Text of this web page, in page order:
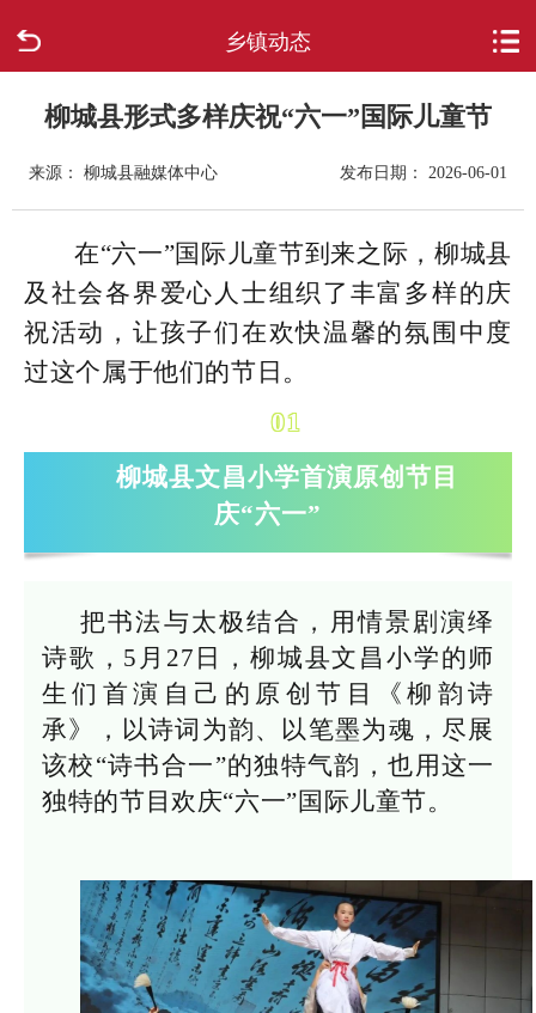
乡镇动态
走进柳城
新闻中心
政府信息公开
网上办事
互动回应
柳城县形式多样庆祝“六一”国际儿童节
来源： 柳城县融媒体中心 发布日期： 2026-06-01
在“六一”国际儿童节到来之际，柳城县
及社会各界爱心人士组织了丰富多样的庆
祝活动，让孩子们在欢快温馨的氛围中度
过这个属于他们的节日。
01
柳城县文昌小学首演原创节目
庆“六一”
把书法与太极结合，用情景剧演绎
诗歌， 5月27日，柳城县文昌小学的师
生们首演自己的原创节目《柳韵诗
承》，以诗词为韵、以笔墨为魂，尽展
该校“诗书合一”的独特气韵，也用这一
独特的节目欢庆“六一”国际儿童节。